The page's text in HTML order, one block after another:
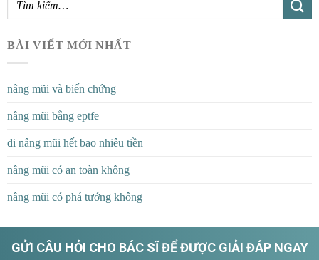
BÀI VIẾT MỚI NHẤT
nâng mũi và biến chứng
nâng mũi bằng eptfe
đi nâng mũi hết bao nhiêu tiền
nâng mũi có an toàn không
nâng mũi có phá tướng không
GỬI CÂU HỎI CHO BÁC SĨ ĐỂ ĐƯỢC GIẢI ĐÁP NGAY